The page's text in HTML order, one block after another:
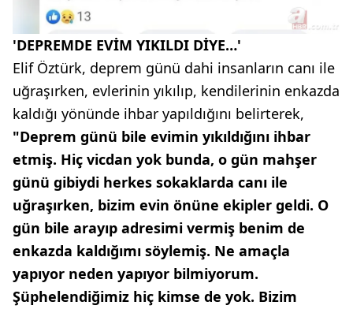
'DEPREMDE EVİM YIKILDI DİYE…'
Elif Öztürk, deprem günü dahi insanların canı ile
uğraşırken, evlerinin yıkılıp, kendilerinin enkazda
kaldığı yönünde ihbar yapıldığını belirterek,
"Deprem günü bile evimin yıkıldığını ihbar
etmiş. Hiç vicdan yok bunda, o gün mahşer
günü gibiydi herkes sokaklarda canı ile
uğraşırken, bizim evin önüne ekipler geldi. O
gün bile arayıp adresimi vermiş benim de
enkazda kaldığımı söylemiş. Ne amaçla
yapıyor neden yapıyor bilmiyorum.
Şüphelendiğimiz hiç kimse de yok. Bizim